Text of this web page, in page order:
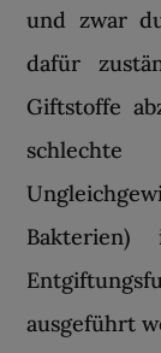
und zwar
dafür
Giftstoffe
ausgeführt